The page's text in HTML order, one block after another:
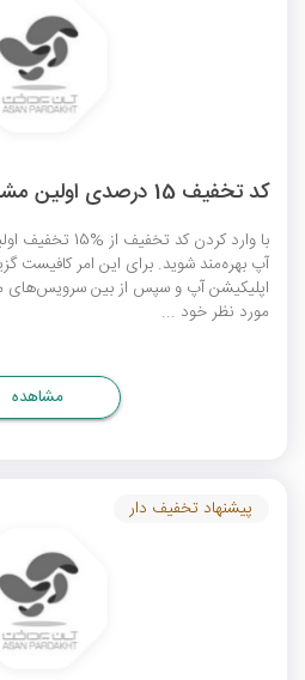
کد تخفیف 15 درصدی اولین مشاوره آپ
با وارد کردن کد
آپ بهره‌مند شوید. برای این امر کافیست
اپلیکیشن آپ و سپس از بین سرویس‌های
مورد نظر خود ...
مشاهده
پیشنهاد تخفیف دار